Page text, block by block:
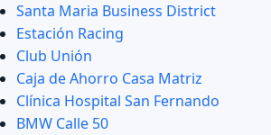
Santa Maria Business District
Estación Racing
Club Unión
Caja de Ahorro Casa Matriz
Clínica Hospital San Fernando
BMW Calle 50